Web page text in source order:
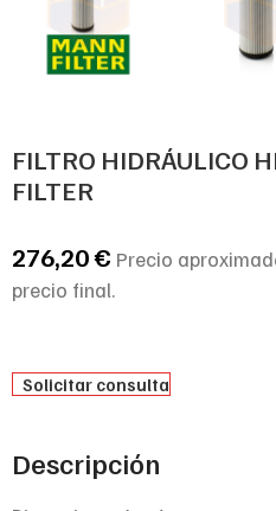
FILTRO HIDRÁULICO
FILTER
276,20€ Precio
precio final.
Solicitar consulta
Descripción